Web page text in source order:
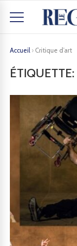
Accueil › Critique d’art
ÉTIQUETTE: